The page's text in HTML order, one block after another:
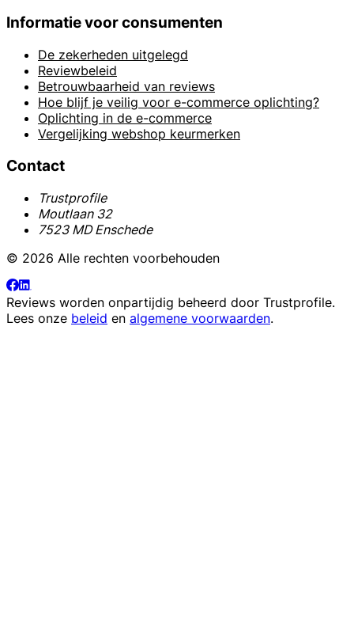
Informatie voor consumenten
De zekerheden uitgelegd
Reviewbeleid
Betrouwbaarheid van reviews
Hoe blijf je veilig voor e-commerce oplichting?
Oplichting in de e-commerce
Vergelijking webshop keurmerken
Contact
Trustprofile
Moutlaan 32
7523 MD Enschede
© 2026 Alle rechten voorbehouden
Reviews worden onpartijdig beheerd door Trustprofile.
Lees onze beleid en algemene voorwaarden.